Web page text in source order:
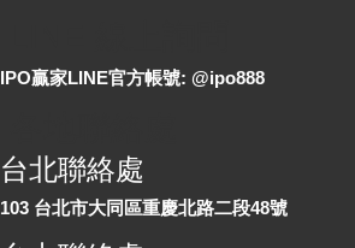
IPO贏家LINE官方帳號: @ipo888
台北聯絡處
103 台北市大同區重慶北路二段48號